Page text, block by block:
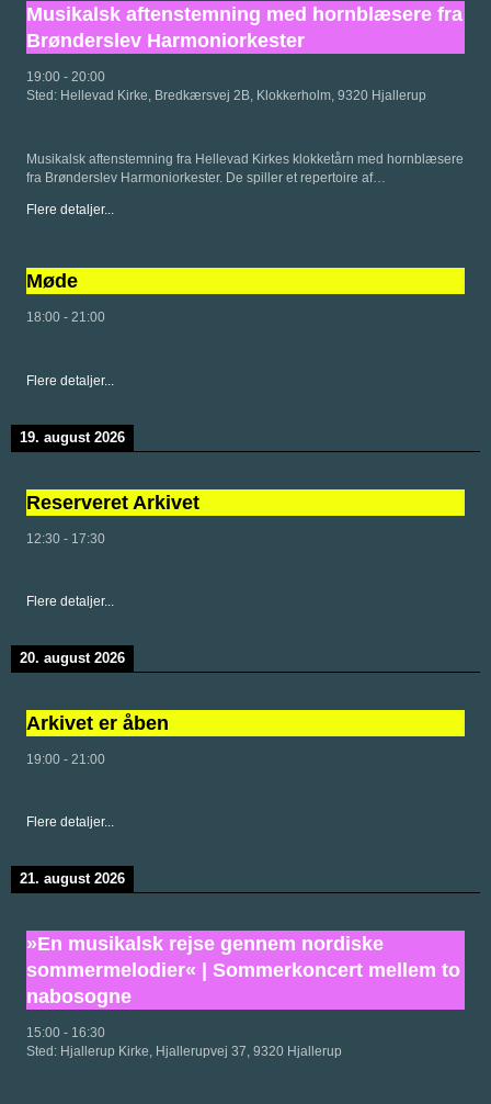
Musikalsk aftenstemning med hornblæsere fra
Brønderslev Harmoniorkester
19:00 - 20:00
Sted: Hellevad Kirke, Bredkærsvej 2B, Klokkerholm, 9320 Hjallerup
Musikalsk aftenstemning fra Hellevad Kirkes klokketårn med hornblæsere
fra Brønderslev Harmoniorkester. De spiller et repertoire af…
Flere detaljer...
Møde
18:00 - 21:00
Flere detaljer...
19. august 2026
Reserveret Arkivet
12:30 - 17:30
Flere detaljer...
20. august 2026
Arkivet er åben
19:00 - 21:00
Flere detaljer...
21. august 2026
»En musikalsk rejse gennem nordiske
sommermelodier« | Sommerkoncert mellem to
nabosogne
15:00 - 16:30
Sted: Hjallerup Kirke, Hjallerupvej 37, 9320 Hjallerup